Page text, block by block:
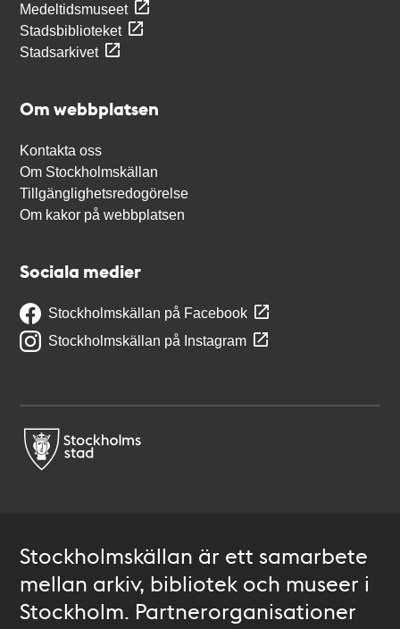
Medeltidsmuseet
Stadsbiblioteket
Stadsarkivet
Om webbplatsen
Kontakta oss
Om Stockholmskällan
Tillgänglighetsredogörelse
Om kakor på webbplatsen
Sociala medier
Stockholmskällan på Facebook
Stockholmskällan på Instagram
Stockholmskällan är ett samarbete
mellan arkiv, bibliotek och museer i
Stockholm. Partnerorganisationer